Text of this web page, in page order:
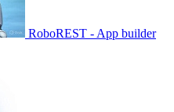
RoboREST - App builder